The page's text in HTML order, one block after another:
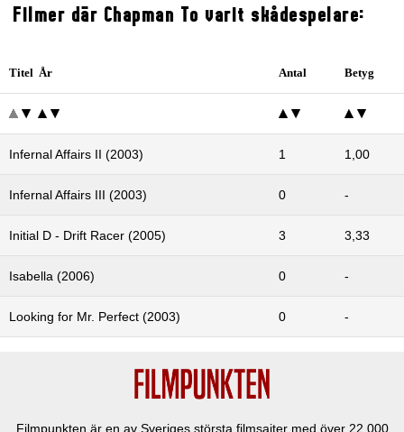
Filmer där Chapman To varit skådespelare:
Titel År Antal Betyg
Infernal Affairs II (2003) 1 1,00
Infernal Affairs III (2003) 0 -
Initial D - Drift Racer (2005) 3 3,33
Isabella (2006) 0 -
Looking for Mr. Perfect (2003) 0 -
Filmpunkten är en av Sveriges största filmsajter med över 22 000